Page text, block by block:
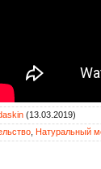
(13.03.2019)
, Натуральный